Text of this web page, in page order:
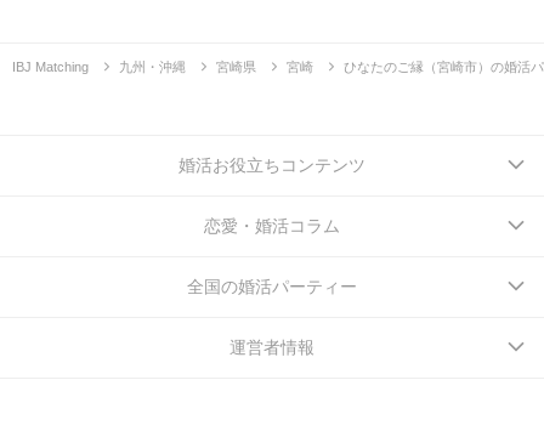
IBJ Matching 九州・沖縄 宮崎県 宮崎 ひなたのご縁（宮崎市）の婚活
婚活お役立ちコンテンツ
恋愛・婚活コラム
全国の婚活パーティー
運営者情報